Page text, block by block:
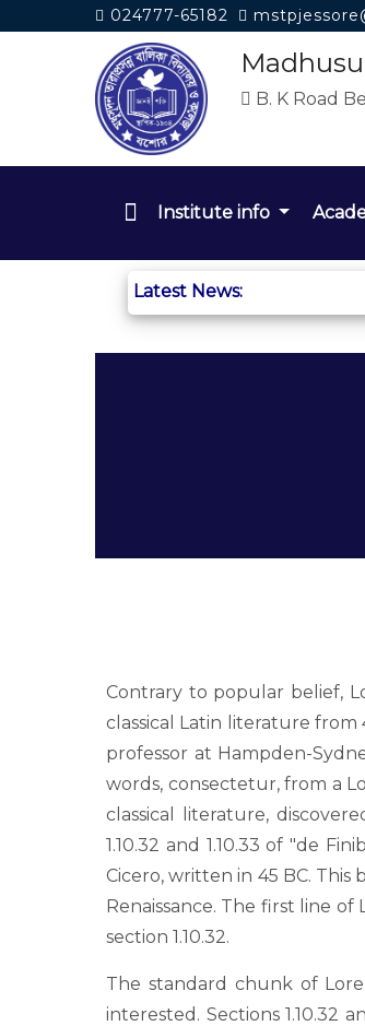
024777-65182
B. K Road
Institute info
Latest News:
Contrary to popular belief,
classical Latin literature from
professor at Hampden-
words, consectetur, from a
classical literature,
1.10.32 and 1.10.33 of "de
Cicero, written in 45 BC.
Renaissance. The first line
section 1.10.32.
The standard chunk of
interested. Sections 1.10.32